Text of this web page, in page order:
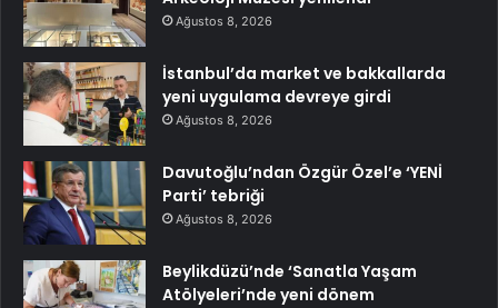
Ağustos 8, 2026
İstanbul’da market ve bakkallarda
yeni uygulama devreye girdi
Ağustos 8, 2026
Davutoğlu’ndan Özgür Özel’e ‘YENİ
Parti’ tebriği
Ağustos 8, 2026
Beylikdüzü’nde ‘Sanatla Yaşam
Atölyeleri’nde yeni dönem